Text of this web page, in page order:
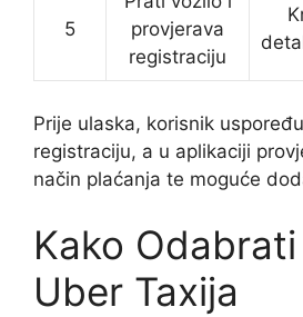
5
provjerava
registraciju
Prije ulaska, korisnik
registraciju, a u aplikaciji
način plaćanja te moguće
Kako
Uber Taxija